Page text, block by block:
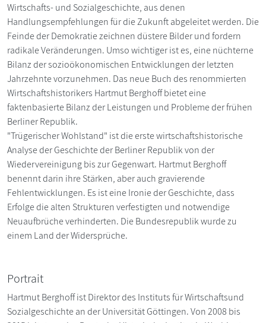
Wirtschafts- und Sozialgeschichte, aus denen
Handlungsempfehlungen für die Zukunft abgeleitet werden. Die
Feinde der Demokratie zeichnen düstere Bilder und fordern
radikale Veränderungen. Umso wichtiger ist es, eine nüchterne
Bilanz der sozioökonomischen Entwicklungen der letzten
Jahrzehnte vorzunehmen. Das neue Buch des renommierten
Wirtschaftshistorikers Hartmut Berghoff bietet eine
faktenbasierte Bilanz der Leistungen und Probleme der frühen
Berliner Republik.
"Trügerischer Wohlstand" ist die erste wirtschaftshistorische
Analyse der Geschichte der Berliner Republik von der
Wiedervereinigung bis zur Gegenwart. Hartmut Berghoff
benennt darin ihre Stärken, aber auch gravierende
Fehlentwicklungen. Es ist eine Ironie der Geschichte, dass
Erfolge die alten Strukturen verfestigten und notwendige
Neuaufbrüche verhinderten. Die Bundesrepublik wurde zu
einem Land der Widersprüche.
Portrait
Hartmut Berghoff ist Direktor des Instituts für Wirtschaftsund
Sozialgeschichte an der Universität Göttingen. Von 2008 bis